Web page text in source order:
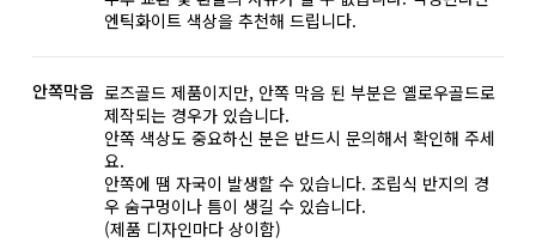
엔틱화이트 색상을 추천해 드립니다.
안쪽막음 로즈골드 제품이지만, 안쪽 막음 된 부분은 옐로우골드로
제작되는 경우가 있습니다.
안쪽 색상도 중요하신 분은 반드시 문의해서 확인해 주세
요.
안쪽에 땜 자국이 발생할 수 있습니다. 조립식 반지의 경
우 숨구멍이나 틈이 생길 수 있습니다.
(제품 디자인마다 상이함)